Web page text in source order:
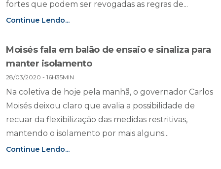
fortes que podem ser revogadas as regras de...
Continue Lendo...
Moisés fala em balão de ensaio e sinaliza para
manter isolamento
28/03/2020 - 16H35MIN
Na coletiva de hoje pela manhã, o governador Carlos
Moisés deixou claro que avalia a possibilidade de
recuar da flexibilização das medidas restritivas,
mantendo o isolamento por mais alguns...
Continue Lendo...